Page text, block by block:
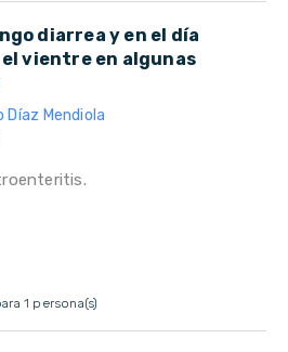
diarrea y en el día
vientre en algunas
Mendiola
1 persona(s)